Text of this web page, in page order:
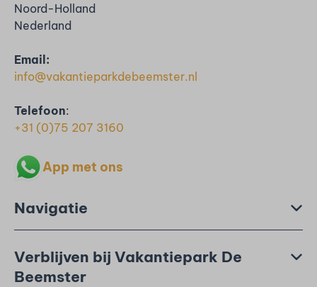
Noord-Holland
Nederland
Email:
info@vakantieparkdebeemster.nl
Telefoon:
+31 (0)75 207 3160
App met ons
Navigatie
Verblijven bij Vakantiepark De
Beemster